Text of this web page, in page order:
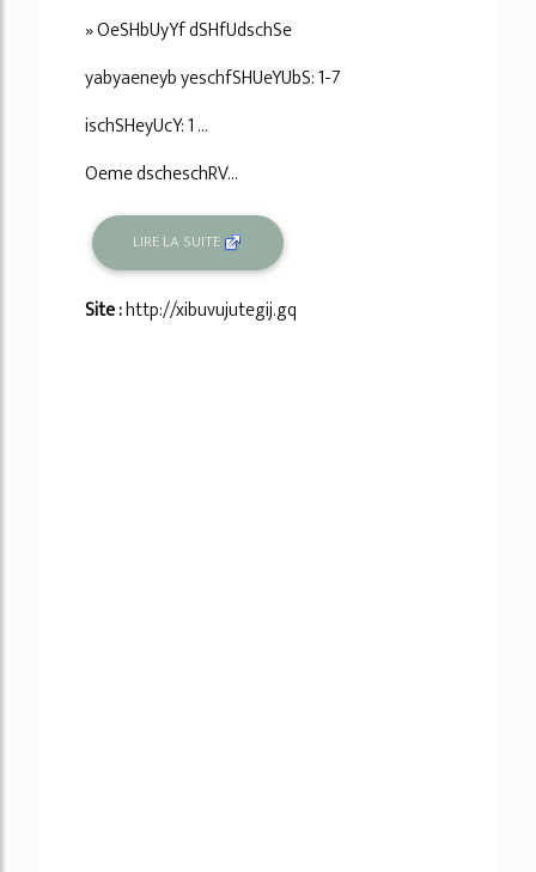
» OeSHbUyYf dSHfUdschSe
yabyaeneyb yeschfSHUeYUbS: 1-7
ischSHeyUcY: 1 ...
Oeme dscheschRV...
LIRE LA SUITE
Site :http://xibuvujutegij.gq